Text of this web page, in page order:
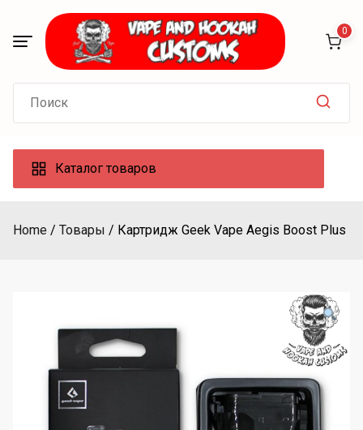
content
0
for:
Каталог товаров
Home Товары Картридж Geek Vape Aegis Boost Plus